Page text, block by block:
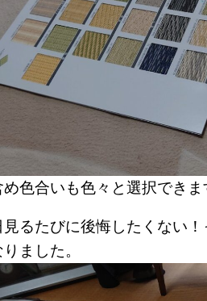
色合いも色々と選択できま
るたびに後悔したくない
ました。